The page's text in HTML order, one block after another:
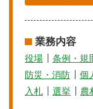
業務内容
役場 条例・規
防災・消防
個
入札
選挙 農